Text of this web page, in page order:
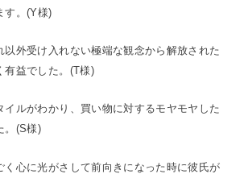
す。(Y様)
以外受け入れない極端な観念から解放された
有益でした。(T様)
イルがわかり、買い物に対するモヤモヤした
。(S様)
く心に光がさして前向きになった時に彼氏が